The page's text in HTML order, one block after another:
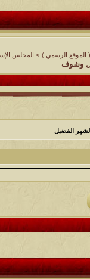
( الموقع الرسمي ) > المجلس
وشوف
الفضيل